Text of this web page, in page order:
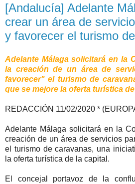
[Andalucía] Adelante
crear un área de
y favorecer el turismo
Adelante Málaga solicitará en la
la creación de un área de
favorecer" el turismo de
que se mejore la oferta turística
REDACCIÓN 11/02/2020 *
Adelante Málaga solicitará en la
creación de un área de servicios
el turismo de caravanas, una
la oferta turística de la capital.
El concejal portavoz de la